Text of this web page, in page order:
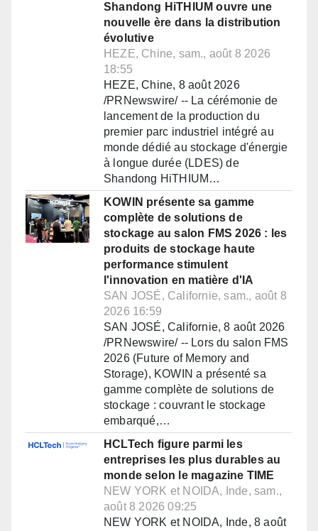
Shandong HiTHIUM ouvre une
nouvelle ère dans la distribution
évolutive
HEZE, Chine, sam., août 8 2026
18:55
HEZE, Chine, 8 août 2026
/PRNewswire/ -- La cérémonie de
lancement de la production du
premier parc industriel intégré au
monde dédié au stockage d'énergie
à longue durée (LDES) de
Shandong HiTHIUM…
KOWIN présente sa gamme
complète de solutions de
stockage au salon FMS 2026 : les
produits de stockage haute
performance stimulent
l'innovation en matière d'IA
SAN JOSÉ, Californie, sam., août 8
2026 16:59
SAN JOSÉ, Californie, 8 août 2026
/PRNewswire/ -- Lors du salon FMS
2026 (Future of Memory and
Storage), KOWIN a présenté sa
gamme complète de solutions de
stockage : couvrant le stockage
embarqué,…
HCLTech figure parmi les
entreprises les plus durables au
monde selon le magazine TIME
NEW YORK et NOIDA, Inde, sam.,
août 8 2026 09:25
NEW YORK et NOIDA, Inde, 8 août